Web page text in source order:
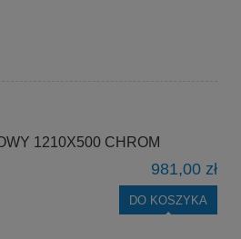
1210X500 CHROM
981,00 zł
DO KOSZYKA